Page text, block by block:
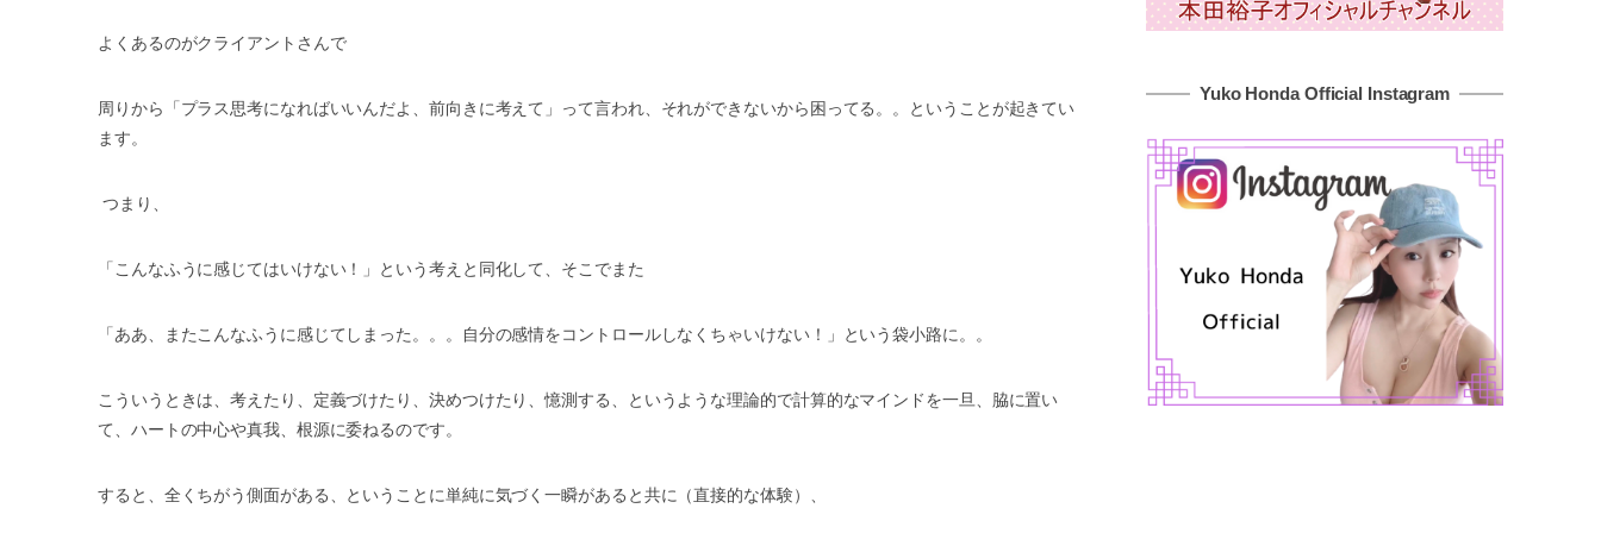
よくあるのがクライアントさんで
周りから「プラス思考になればいいんだよ、前向きに考えて」って言われ、それができないから困ってる。。ということが起きてい
ます。
つまり、
「こんなふうに感じてはいけない！」という考えと同化して、そこでまた
「ああ、またこんなふうに感じてしまった。。。自分の感情をコントロールしなくちゃいけない！」という袋小路に。。
こういうときは、考えたり、定義づけたり、決めつけたり、憶測する、というような理論的で計算的なマインドを一旦、脇に置い
て、ハートの中心や真我、根源に委ねるのです。
すると、全くちがう側面がある、ということに単純に気づく一瞬があると共に（直接的な体験）、
Yuko Honda Official Instagram